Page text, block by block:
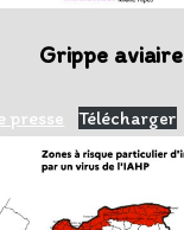
Grippe aviaire
presse Télécharger